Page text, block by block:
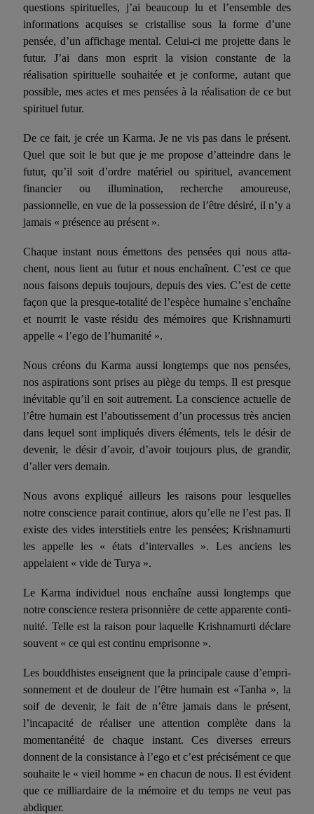
questions spirituelles, j’ai beaucoup lu et l’ensemble des
informations acquises se cristallise sous la forme d’une
pensée, d’un affichage mental. Celui-ci me projette dans le
futur. J’ai dans mon esprit la vision cons­tante de la
réalisation spirituelle souhaitée et je conforme, autant que
possible, mes actes et mes pensées à la réalisation de ce but
spirituel futur.
De ce fait, je crée un Karma. Je ne vis pas dans le présent.
Quel que soit le but que je me propose d’atteindre dans le
futur, qu’il soit d’ordre matériel ou spirituel, avancement
finan­cier ou illumination, recherche amoureuse,
passionnelle, en vue de la possession de l’être désiré, il n’y a
jamais « présence au présent ».
Chaque instant nous émettons des pensées qui nous atta­
chent, nous lient au futur et nous enchaînent. C’est ce que
nous faisons depuis toujours, depuis des vies. C’est de cette
façon que la presque-totalité de l’espèce humaine s’enchaîne
et nourrit le vaste résidu des mémoires que Krishnamurti
appelle « l’ego de l’humanité ».
Nous créons du Karma aussi longtemps que nos pensées,
nos aspirations sont prises au piège du temps. Il est presque
inévitable qu’il en soit autrement. La conscience actuelle de
l’être humain est l’aboutissement d’un processus très ancien
dans lequel sont impliqués divers éléments, tels le désir de
devenir, le désir d’avoir, d’avoir toujours plus, de grandir,
d’aller vers demain.
Nous avons expliqué ailleurs les raisons pour lesquelles
notre conscience parait continue, alors qu’elle ne l’est pas. Il
existe des vides interstitiels entre les pensées; Krishnamurti
les appelle les « états d’intervalles ». Les anciens les
appelaient « vide de Turya ».
Le Karma individuel nous enchaîne aussi longtemps que
notre conscience restera prisonnière de cette apparente conti­
nuité. Telle est la raison pour laquelle Krishnamurti déclare
sou­vent « ce qui est continu emprisonne ».
Les bouddhistes enseignent que la principale cause d’empri­
sonnement et de douleur de l’être humain est «Tanha », la
soif de devenir, le fait de n’être jamais dans le présent,
l’incapacité de réaliser une attention complète dans la
momentanéité de cha­que instant. Ces diverses erreurs
donnent de la consistance à l’ego et c’est précisément ce que
souhaite le « vieil homme » en chacun de nous. Il est évident
que ce milliardaire de la mémoire et du temps ne veut pas
abdiquer.